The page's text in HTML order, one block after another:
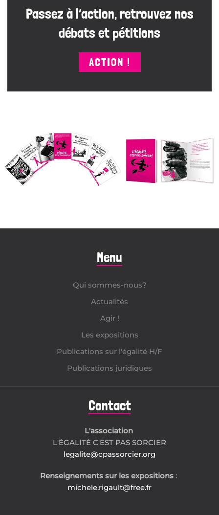
Passez à l’action, retrouvez nos
débats et pétitions
ACTION !
Menu
Qui sommes-nous?
Actualités
Agir !
Les expositions
Publications sur l'égalité H/F
Publications juridiques
Contact
L'association
L'ÉGALITÉ C'EST PAS SORCIER
legalite@cpassorcier.org
Renseignements sur les expositions :
michele.rigault@free.fr